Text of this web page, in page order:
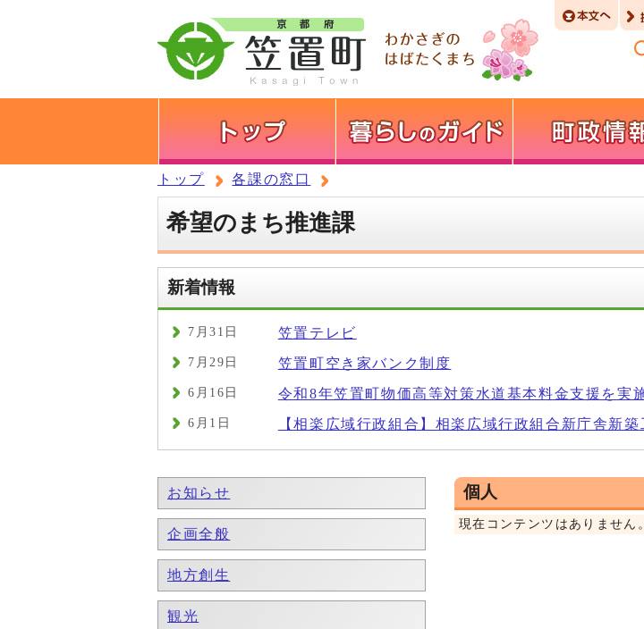
トップ 各課の窓口
希望のまち推進課
新着情報
7月31日 笠置テレビ
7月29日 笠置町空き家バンク制度
6月16日 令和8年笠置町物価高等対策水道基本料金支援を実
6月1日 【相楽広域行政組合】相楽広域行政組合新庁舎新
お知らせ
企画全般
地方創生
観光
個人
現在コンテンツはありません。